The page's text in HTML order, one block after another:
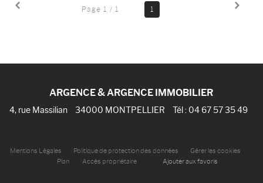
Page 1 / 1 1
ARGENCE & ARGENCE IMMOBILIER
4, rue Massilian 34000 MONTPELLIER Tél : 04 67 57 35 49
Mentions Légales Politique de protection des données
Gérer les cookies
Plan
Accès propriétaire Ajouter aux favoris